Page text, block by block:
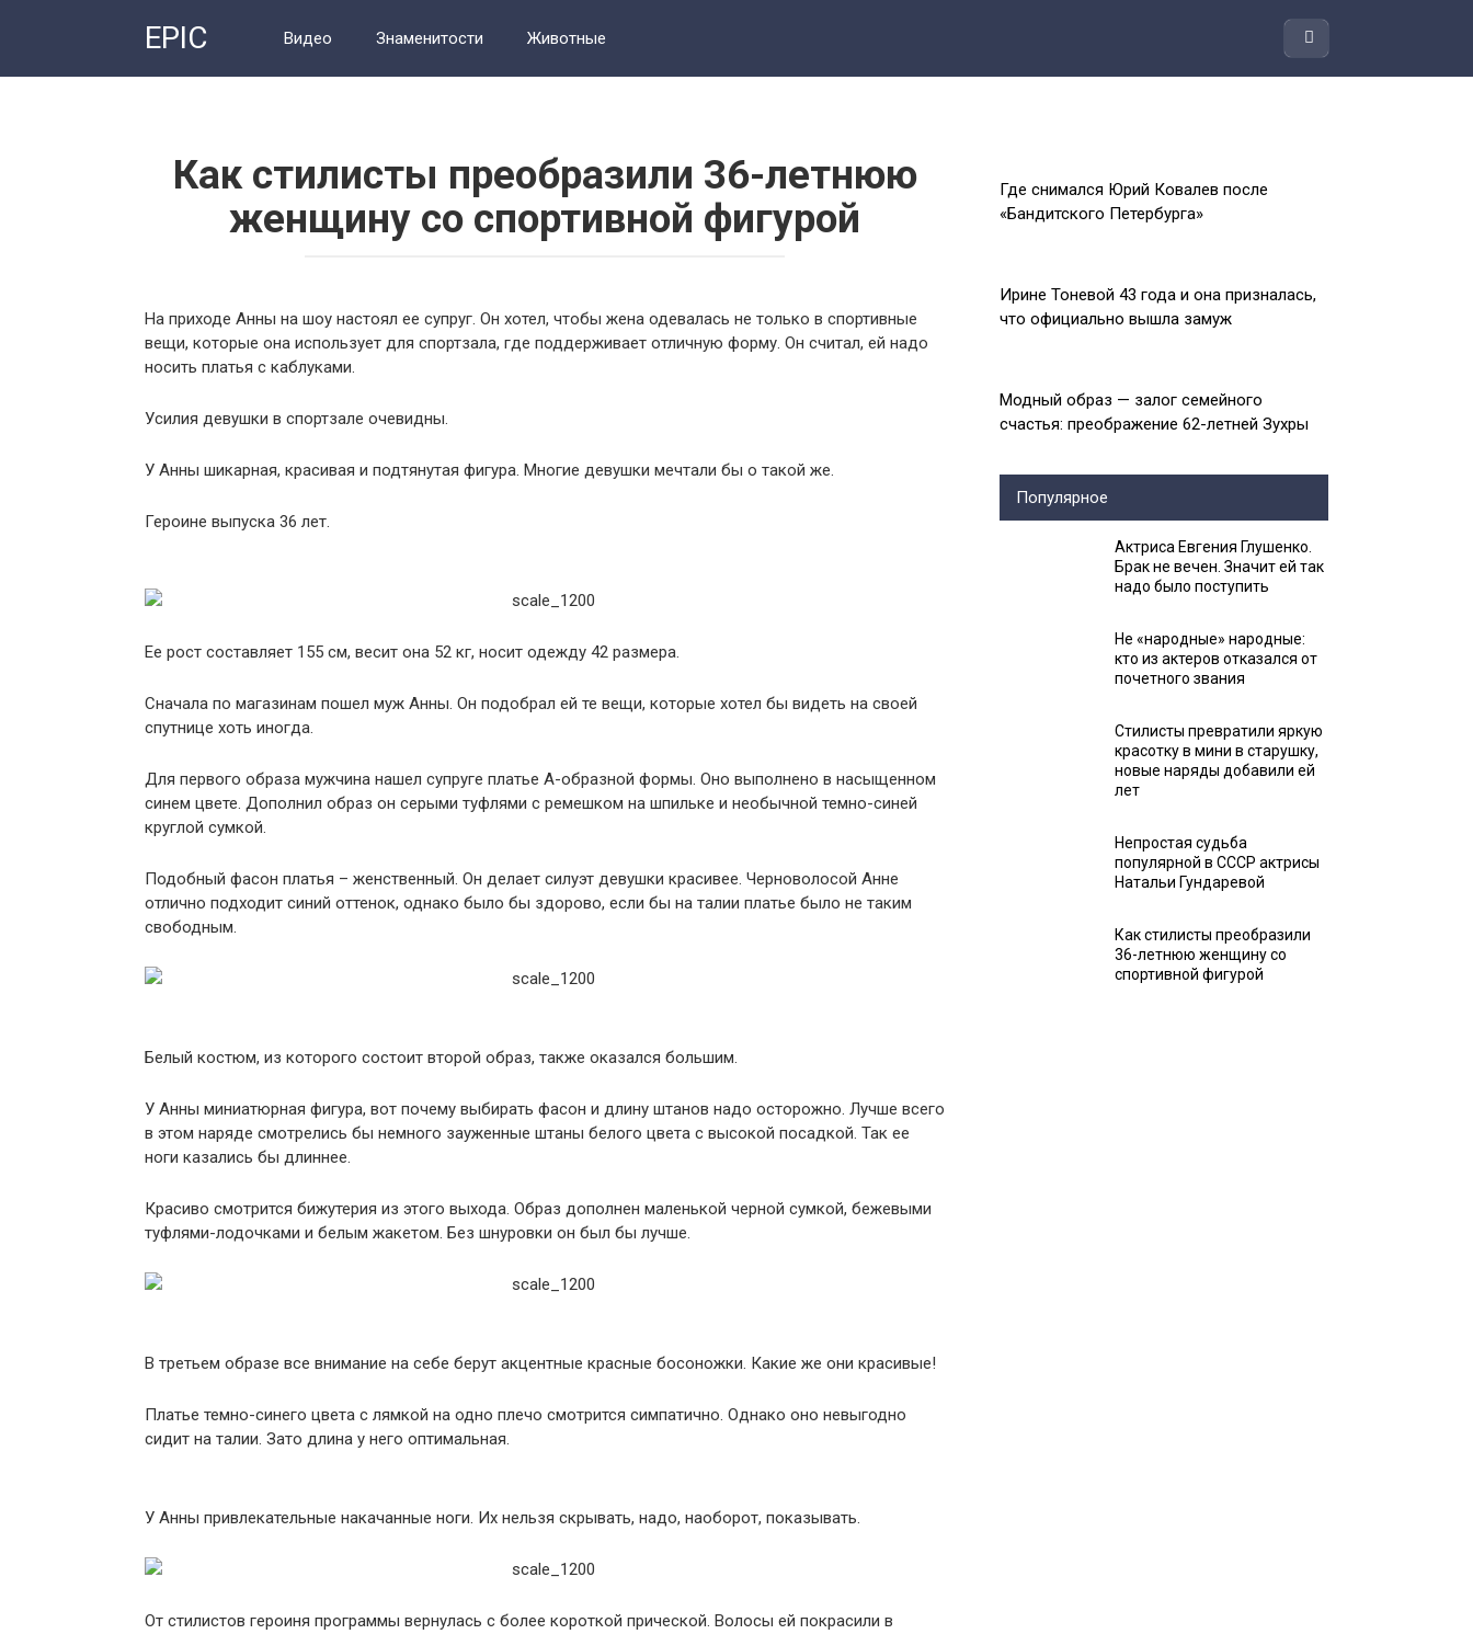
EPIC Видео Знаменитости Животные
Как стилисты преобразили 36-летнюю
женщину со спортивной фигурой
На приходе Анны на шоу настоял ее супруг. Он хотел, чтобы жена одевалась не только в спортивные
вещи, которые она использует для спортзала, где поддерживает отличную форму. Он считал, ей надо
носить платья с каблуками.
Усилия девушки в спортзале очевидны.
У Анны шикарная, красивая и подтянутая фигура. Многие девушки мечтали бы о такой же.
Героине выпуска 36 лет.
Ее рост составляет 155 см, весит она 52 кг, носит одежду 42 размера.
Сначала по магазинам пошел муж Анны. Он подобрал ей те вещи, которые хотел бы видеть на своей
спутнице хоть иногда.
Для первого образа мужчина нашел супруге платье А-образной формы. Оно выполнено в насыщенном
синем цвете. Дополнил образ он серыми туфлями с ремешком на шпильке и необычной темно-синей
круглой сумкой.
Подобный фасон платья – женственный. Он делает силуэт девушки красивее. Черноволосой Анне
отлично подходит синий оттенок, однако было бы здорово, если бы на талии платье было не таким
свободным.
Белый костюм, из которого состоит второй образ, также оказался большим.
У Анны миниатюрная фигура, вот почему выбирать фасон и длину штанов надо осторожно. Лучше всего
в этом наряде смотрелись бы немного зауженные штаны белого цвета с высокой посадкой. Так ее
ноги казались бы длиннее.
Красиво смотрится бижутерия из этого выхода. Образ дополнен маленькой черной сумкой, бежевыми
туфлями-лодочками и белым жакетом. Без шнуровки он был бы лучше.
В третьем образе все внимание на себе берут акцентные красные босоножки. Какие же они красивые!
Платье темно-синего цвета с лямкой на одно плечо смотрится симпатично. Однако оно невыгодно
сидит на талии. Зато длина у него оптимальная.
У Анны привлекательные накачанные ноги. Их нельзя скрывать, надо, наоборот, показывать.
От стилистов героиня программы вернулась с более короткой прической. Волосы ей покрасили в
Где снимался Юрий Ковалев после
«Бандитского Петербурга»
Ирине Тоневой 43 года и она призналась,
что официально вышла замуж
Модный образ — залог семейного
счастья: преображение 62-летней Зухры
Популярное
Актриса Евгения Глушенко.
Брак не вечен. Значит ей так
надо было поступить
Не «народные» народные:
кто из актеров отказался от
почетного звания
Стилисты превратили яркую
красотку в мини в старушку,
новые наряды добавили ей
лет
Непростая судьба
популярной в СССР актрисы
Натальи Гундаревой
Как стилисты преобразили
36-летнюю женщину со
спортивной фигурой